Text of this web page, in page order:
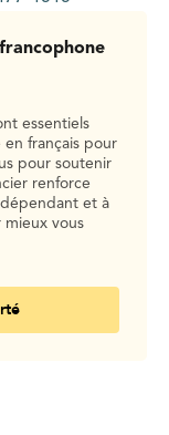
essentiels
français pour
pour soutenir
renforce
et à
mieux vous